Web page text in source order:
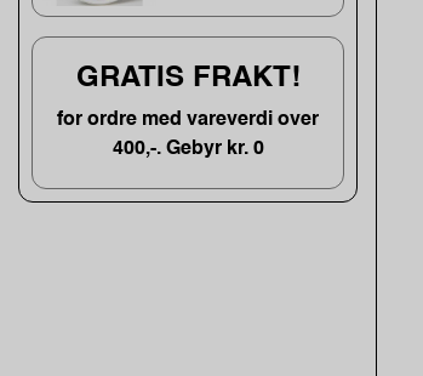
GRATIS FRAKT!
for ordre med vareverdi over
400,-. Gebyr kr. 0